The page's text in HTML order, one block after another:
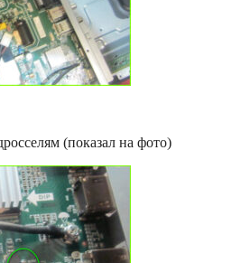
(показал на фото)